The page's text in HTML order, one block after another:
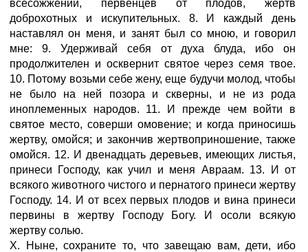
всесожжении, первенцев от плодов, жертв
доброхотных и искупительных. 8. И каждый день
наставлял он меня, и занят был со мною, и говорил
мне: 9. Удерживай себя от духа блуда, ибо он
продолжителен и осквернит святое через семя твое.
10. Потому возьми себе жену, еще будучи молод, чтобы
не было на ней позора и скверны, и не из рода
иноплеменных народов. 11. И прежде чем войти в
святое место, соверши омовение; и когда приносишь
жертву, омойся; и закончив жертвоприношение, также
омойся. 12. И двенадцать деревьев, имеющих листья,
принеси Господу, как учил и меня Авраам. 13. И от
всякого животного чистого и пернатого принеси жертву
Господу. 14. И от всех первых плодов и вина принеси
первины в жертву Господу Богу. И осоли всякую
жертву солью.
X. Ныне, сохраните то, что завещаю вам, дети, ибо